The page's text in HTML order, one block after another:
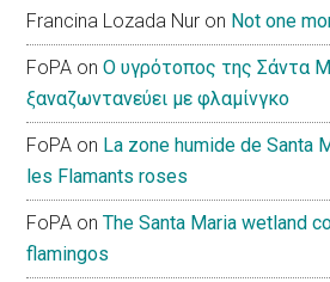
Francina Lozada Nur on Not one
FoPA onΟ υγρότοπος της Σάντα
ξαναζωντανεύει με φλαμίνγκο
FoPA on La zone humide de Santa
les Flamants roses
FoPA onThe Santa Maria wetland
flamingos